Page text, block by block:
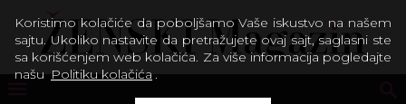
Koristimo kolačiće da poboljšamo Vaše iskustvo na našem
sajtu. Ukoliko nastavite da pretražujete ovaj sajt, saglasni ste
sa korišćenjem web kolačića. Za više informacija pogledajte
našu Politiku kolačića .